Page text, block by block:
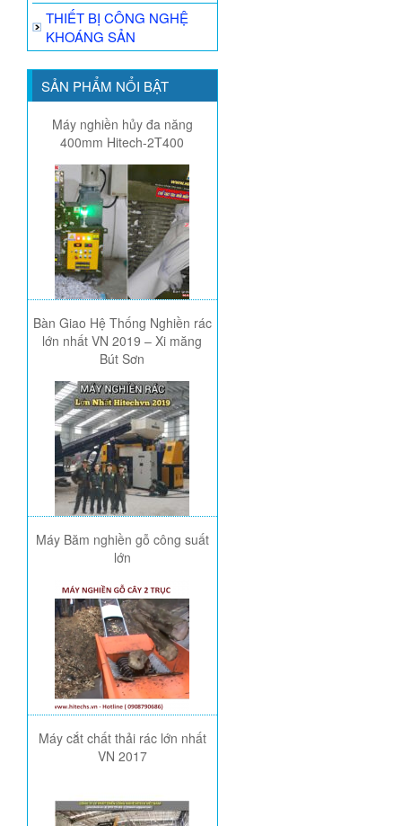
THIẾT BỊ CÔNG NGHỆ
KHOÁNG SẢN
SẢN PHẨM NỔI BẬT
Máy nghiền hủy đa năng
400mm Hitech-2T400
Bàn Giao Hệ Thống Nghiền rác
lớn nhất VN 2019 – Xi măng
Bút Sơn
Máy Băm nghiền gỗ công suất
lớn
Máy cắt chất thải rác lớn nhất
VN 2017